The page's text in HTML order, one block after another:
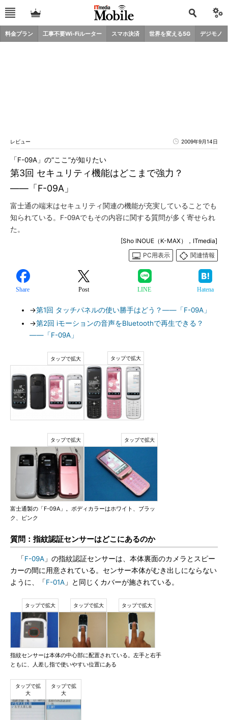
料金プラン 工事不要Wi-Fiルーター スマホ決済 世界を変える5G デジモノ
レビュー 2009年9月14日
第3回 セキュリティ機能はどこまで強力？
――「F-09A」
「F-09A」の“ここ”が知りたい
富士通の端末はセキュリティ関連の機能が充実していることでも
知られている。F-09Aでもその内容に関する質問が多く寄せられ
た。
[Sho INOUE（K-MAX），ITmedia]
PC用表示
関連情報
Share Post LINE Hatena
→第1回 タッチパネルの使い勝手はどう？――「F-09A」
→第2回 iモーションの音声をBluetoothで再生できる？
――「F-09A」
富士通製の「F-09A」。ボディカラーはホワイト、ブラッ
ク、ピンク
質問：指紋認証センサーはどこにあるのか
「F-09A 」の指紋認証センサーは、本体裏面のカメラとスピー
カーの間に用意されている。センサー本体がむき出しにならない
ように、「F-01A 」と同じくカバーが施されている。
指紋センサーは本体の中心部に配置されている。左手と右手
ともに、人差し指で使いやすい位置にある